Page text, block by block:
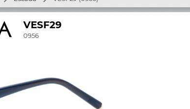
VESF29
0956